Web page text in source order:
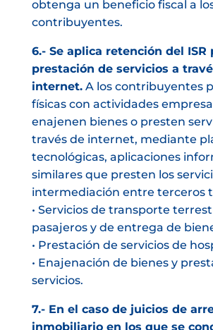
obtenga un beneficio fiscal a
contribuyentes.
6.- Se aplica retención del ISR
prestación de servicios a
internet.A los contribuyentes
físicas con actividades
enajenen bienes o presten
través de internet, mediante
tecnológicas, aplicaciones
similares que presten los
intermediación entre terceros
• Servicios de transporte
pasajeros y de entrega de
• Prestación de servicios de
• Enajenación de bienes y
servicios.
7.- En el caso de juicios de
inmobiliario en los que se